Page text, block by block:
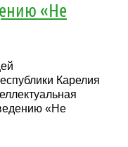
«Не
Карелия
«Не